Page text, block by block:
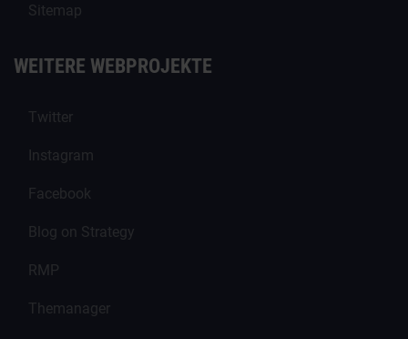
Sitemap
WEITERE WEBPROJEKTE
Twitter
Instagram
Facebook
Blog on Strategy
RMP
Themanager